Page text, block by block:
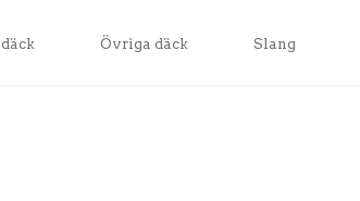
Övriga däck Slang